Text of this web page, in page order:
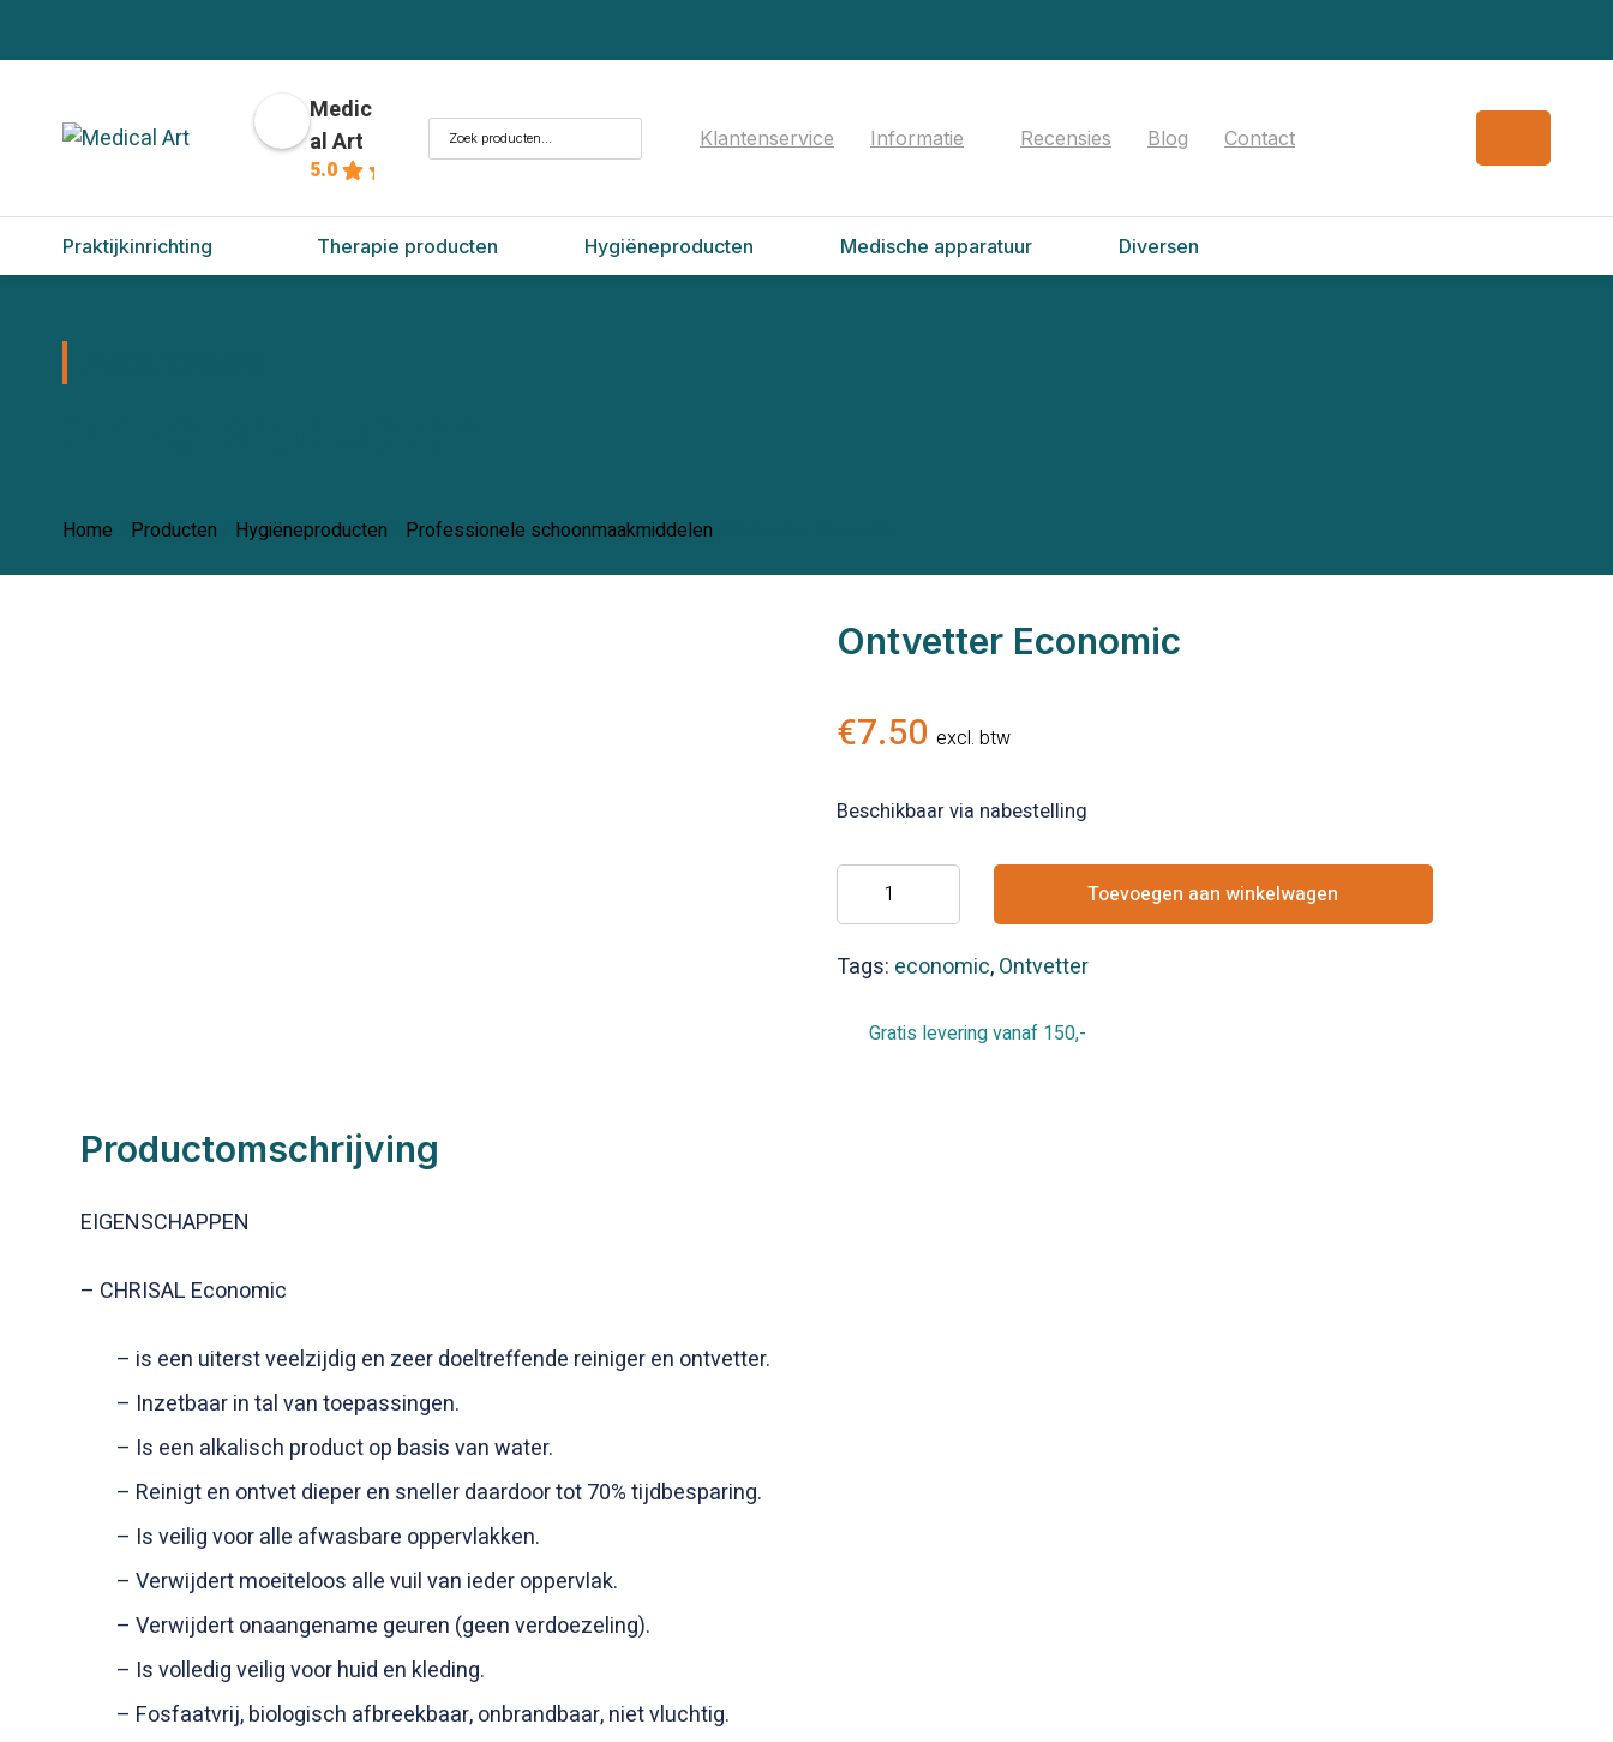
Medic
al Art
5.0
Zoeken
naar:
Klantenservice Informatie Recensies Blog Contact
Praktijkinrichting Therapie producten Hygiëneproducten Medische apparatuur Diversen
Home Producten Hygiëneproducten Professionele schoonmaakmiddelen
Ontvetter Economic
€7.50 excl. btw
Beschikbaar via nabestelling
Ontvetter
Toevoegen aan winkelwagen
Tags: economic,Ontvetter
Gratis levering vanaf 150,-
Productomschrijving
EIGENSCHAPPEN
– CHRISAL Economic
– is een uiterst veelzijdig en zeer doeltreffende reiniger en ontvetter.
– Inzetbaar in tal van toepassingen.
– Is een alkalisch product op basis van water.
– Reinigt en ontvet dieper en sneller daardoor tot 70% tijdbesparing.
– Is veilig voor alle afwasbare oppervlakken.
– Verwijdert moeiteloos alle vuil van ieder oppervlak.
– Verwijdert onaangename geuren (geen verdoezeling).
– Is volledig veilig voor huid en kleding.
– Fosfaatvrij, biologisch afbreekbaar, onbrandbaar, niet vluchtig.